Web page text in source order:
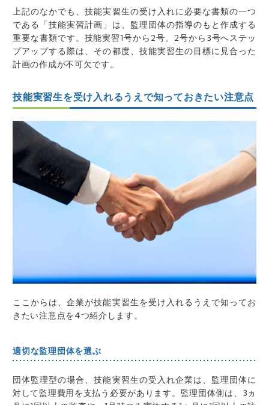
上記のなかでも、技能実習生の受け入れに必要な書類の一つ
である「技能実習計画」は、監理団体の指導のもと作成する
重要な書類です。技能実習1号から2号、2号から3号へステッ
プアップする際は、その都度、技能実習生の目標に見合った
計画の作成が不可欠です。
技能実習生を受け入れるうえで知っておきたい注意点
ここからは、企業が技能実習生を受け入れるうえで知ってお
きたい注意点を4つ紹介します。
適切な監理団体を選ぶ
団体監理型の場合、技能実習生の受入れ企業は、監理団体に
対して監理費用を支払う必要があります。監理団体側は、3ヵ